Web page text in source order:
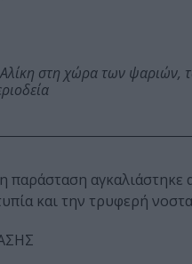
στη χώρα των ψαριών,
αγκαλιάστηκε
και την τρυφερή